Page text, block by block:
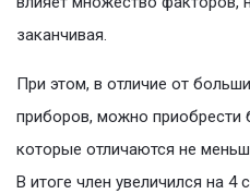
заканчивая.
При этом, в отличие от
приборов, можно
которые отличаются не
В итоге член увеличился на 4